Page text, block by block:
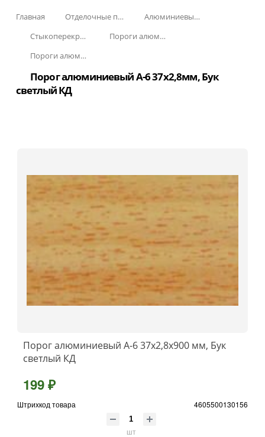
Главная Отделочные профили
Алюминиевые пороги
Стыкоперекрывающие алюминиевые пороги
Пороги алюминиевые А-6 37х2,8 мм (открытый крепеж)
Пороги алюминиевые А-6 37х2,8 мм Декорированные
Порог алюминиевый А-6 37х2,8мм, Бук
светлый КД
Порог алюминиевый А-6 37х2,8x900 мм, Бук
светлый КД
199 ₽
Штрихкод товара 4605500130156
шт